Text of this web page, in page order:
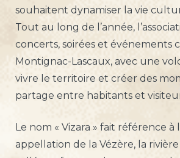
souhaitent dynamiser la vie
Tout au long de l’année,
concerts, soirées et événements
Montignac-Lascaux, avec une
vivre le territoire et créer des
partage entre habitants et
Le nom « Vizara » fait référence à
appellation de la Vézère, la